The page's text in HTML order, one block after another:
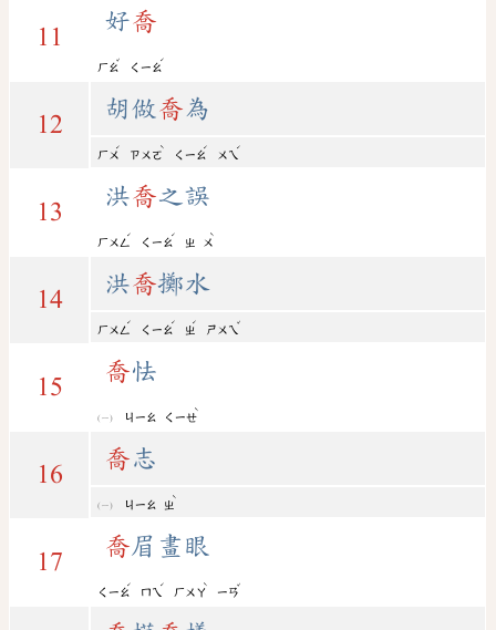
11
好喬
ㄏㄠ
ˇ
ㄑㄧㄠ
ˊ
12
胡做喬為
ㄏㄨ
ˊ
ㄗㄨㄛ
ˋ
ㄑㄧㄠ
ˊ
ㄨㄟ
ˊ
13
洪喬之誤
ㄏㄨㄥ
ˊ
ㄑㄧㄠ
ˊ
ㄓ ㄨ
ˋ
14
洪喬擲水
ㄏㄨㄥ
ˊ
ㄑㄧㄠ
ˊ
ㄓ
ˊ
ㄕㄨㄟ
ˇ
15
喬怯
ㄐㄧㄠ ㄑㄧㄝ
ˋ
16
喬志
ㄐㄧㄠ ㄓ
ˋ
17
喬眉畫眼
ㄑㄧㄠ
ˊ
ㄇㄟ
ˊ
ㄏㄨㄚ
ˋ
ㄧㄢ
ˇ